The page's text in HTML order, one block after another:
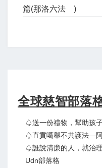
篇(那洛六法 )
全球慈智部落
♤送一份禮物，幫助孩
♤直貢噶舉不共護法—
♤誰說清廉的人，就治
Udn部落格